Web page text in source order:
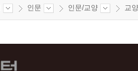
인문 인문/교양 교